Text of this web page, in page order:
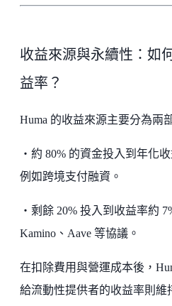
收益來源與永續性：如
益率？
Huma 的收益來源主要分為兩
・約 80% 的資金投入到年化
例如跨境支付融資。
・剩餘 20% 投入到收益率約
Kamino、Aave 等協議。
在扣除費用與營運成本後，
給流動性提供者的收益率則維